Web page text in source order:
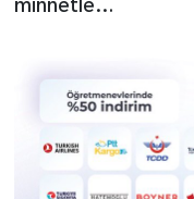
minnetle…